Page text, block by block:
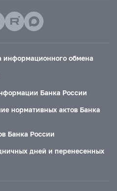
информационного обмена
Банка России
нормативных актов Банка
Банка России
дней и перенесенных